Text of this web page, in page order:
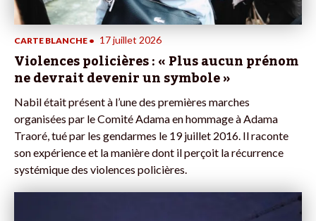
CARTE BLANCHE • 17 juillet 2026
Violences policières : « Plus aucun prénom
ne devrait devenir un symbole »
Nabil était présent à l’une des premières marches
organisées par le Comité Adama en hommage à Adama
Traoré, tué par les gendarmes le 19 juillet 2016. Il raconte
son expérience et la manière dont il perçoit la récurrence
systémique des violences policières.